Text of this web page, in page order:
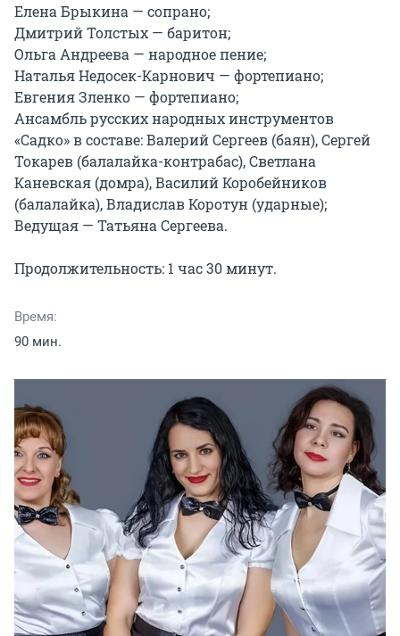
Елена Брыкина — сопрано;
Дмитрий Толстых — баритон;
Ольга Андреева — народное пение;
Наталья Недосек-Карнович — фортепиано;
Евгения Зленко — фортепиано;
Ансамбль русских народных инструментов
«Садко» в составе: Валерий Сергеев (баян), Сергей
Токарев (балалайка-контрабас), Светлана
Каневская (домра), Василий Коробейников
(балалайка), Владислав Коротун (ударные);
Ведущая — Татьяна Сергеева.
Продолжительность: 1 час 30 минут.
Время:
90 мин.